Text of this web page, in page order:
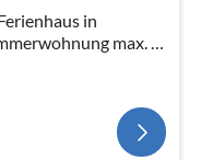
in
max. 4